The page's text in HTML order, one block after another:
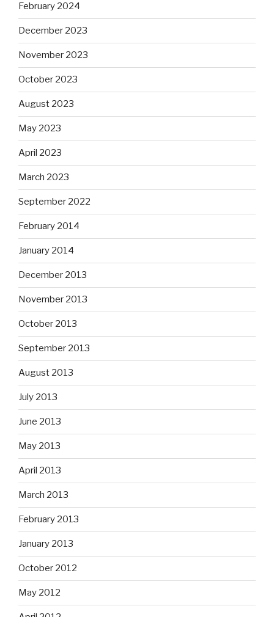
February 2024
December 2023
November 2023
October 2023
August 2023
May 2023
April 2023
March 2023
September 2022
February 2014
January 2014
December 2013
November 2013
October 2013
September 2013
August 2013
July 2013
June 2013
May 2013
April 2013
March 2013
February 2013
January 2013
October 2012
May 2012